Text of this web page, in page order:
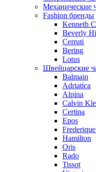
Механические
Fashion бренды
Kenneth
Beverly
Cerruti
Bering
Lotus
Швейцарские
Balmain
Adriatica
Alpina
Calvin
Certina
Epos
Hamilton
Oris
Rado
Tissot